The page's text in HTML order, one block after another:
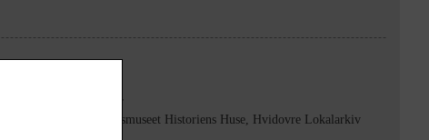
Billeder
Forstadsmuseet Historiens Huse, Hvidovre Lokalarkiv